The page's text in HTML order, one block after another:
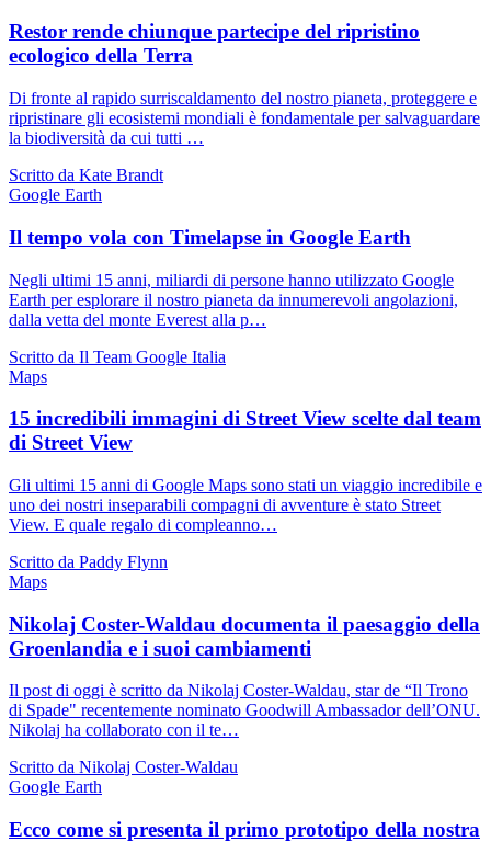
Restor rende chiunque partecipe del ripristino
ecologico della Terra
Di fronte al rapido surriscaldamento del nostro pianeta, proteggere e
ripristinare gli ecosistemi mondiali è fondamentale per salvaguardare
la biodiversità da cui tutti …
Scritto da Kate Brandt
Google Earth
Il tempo vola con Timelapse in Google Earth
Negli ultimi 15 anni, miliardi di persone hanno utilizzato Google
Earth per esplorare il nostro pianeta da innumerevoli angolazioni,
dalla vetta del monte Everest alla p…
Scritto da Il Team Google Italia
Maps
15 incredibili immagini di Street View scelte dal team
di Street View
Gli ultimi 15 anni di Google Maps sono stati un viaggio incredibile e
uno dei nostri inseparabili compagni di avventure è stato Street
View. E quale regalo di compleanno…
Scritto da Paddy Flynn
Maps
Nikolaj Coster-Waldau documenta il paesaggio della
Groenlandia e i suoi cambiamenti
Il post di oggi è scritto da Nikolaj Coster-Waldau, star de “Il Trono
di Spade" recentemente nominato Goodwill Ambassador dell’ONU.
Nikolaj ha collaborato con il te…
Scritto da Nikolaj Coster-Waldau
Google Earth
Ecco come si presenta il primo prototipo della nostra